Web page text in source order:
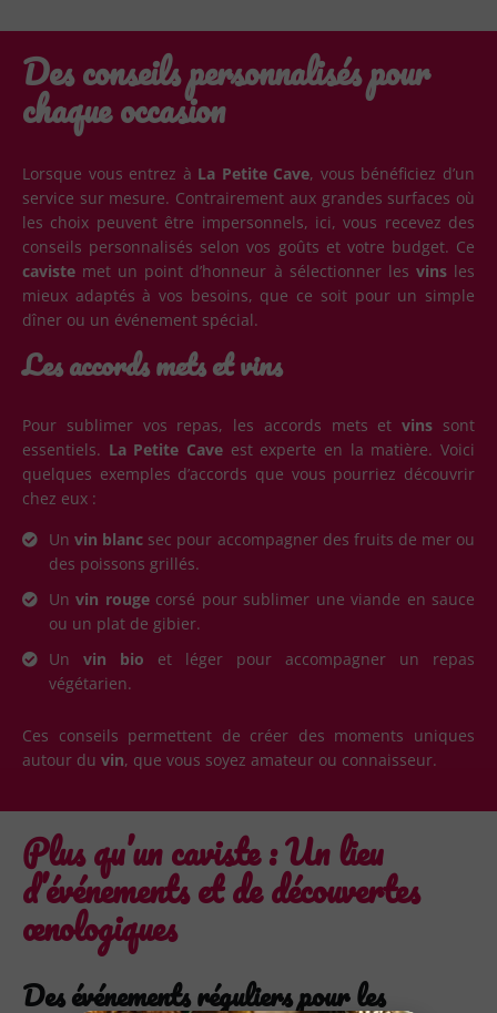
Des conseils personnalisés pour
chaque occasion
Lorsque vous entrez à La Petite Cave, vous bénéficiez d’un
service sur mesure. Contrairement aux grandes surfaces où
les choix peuvent être impersonnels, ici, vous recevez des
conseils personnalisés selon vos goûts et votre budget. Ce
caviste met un point d’honneur à sélectionner les vinsles
mieux adaptés à vos besoins, que ce soit pour un simple
dîner ou un événement spécial.
Les accords mets et vins
Pour sublimer vos repas, les accords mets etvins sont
essentiels. La Petite Cave est experte en la matière. Voici
quelques exemples d’accords que vous pourriez découvrir
chez eux :
Unvin blanc sec pour accompagner des fruits de mer ou
des poissons grillés.
Unvin rougecorsé pour sublimer une viande en sauce
ou un plat de gibier.
Un vin bio et léger pour accompagner un repas
végétarien.
Ces conseils permettent de créer des moments uniques
autour du vin, que vous soyez amateur ou connaisseur.
Plus qu’un caviste : Un lieu
d’événements et de découvertes
œnologiques
Des événements réguliers pour les